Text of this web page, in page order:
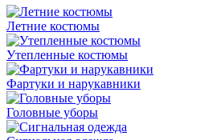
Летние костюмы
Утепленные костюмы
Фартуки и нарукавники
Головные уборы